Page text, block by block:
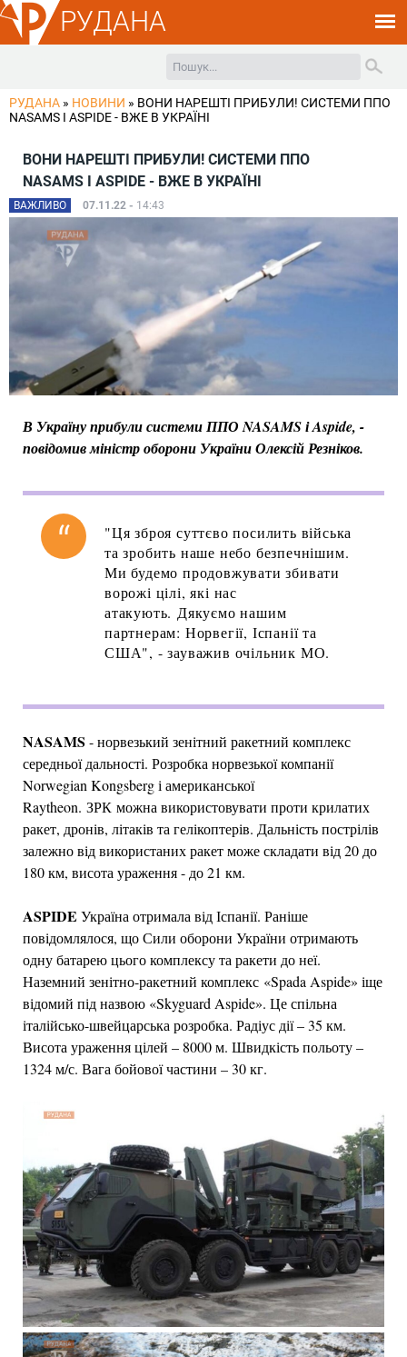
РУДАНА
РУДАНА » НОВИНИ » ВОНИ НАРЕШТІ ПРИБУЛИ! СИСТЕМИ ППО
NASAMS І ASPIDE - ВЖЕ В УКРАЇНІ
ВОНИ НАРЕШТІ ПРИБУЛИ! СИСТЕМИ ППО
NASAMS І ASPIDE - ВЖЕ В УКРАЇНІ
ВАЖЛИВО 07.11.22 - 14:43
В Україну прибули системи ППО NASAMS і Aspide, -
повідомив міністр оборони України Олексій Резніков.
"Ця зброя суттєво посилить війська
та зробить наше небо безпечнішим.
Ми будемо продовжувати збивати
ворожі цілі, які нас
атакують. Дякуємо нашим
партнерам: Норвегії, Іспанії та
США", - зауважив очільник МО.
NASAMS - норвезький зенітний ракетний комплекс
середньої дальності. Розробка норвезької компанії
Norwegian Kongsberg і американської
Raytheon. ЗРК можна використовувати проти крилатих
ракет, дронів, літаків та гелікоптерів. Дальність пострілів
залежно від використаних ракет може складати від 20 до
180 км, висота ураження - до 21 км.
ASPIDE Україна отримала від Іспанії. Раніше
повідомлялося, що Сили оборони України отримають
одну батарею цього комплексу та ракети до неї.
Наземний зенітно-ракетний комплекс «Spada Aspide» іще
відомий під назвою «Skyguard Aspide». Це спільна
італійсько-швейцарська розробка. Радіус дії – 35 км.
Висота ураження цілей – 8000 м. Швидкість польоту –
1324 м/с. Вага бойової частини – 30 кг.